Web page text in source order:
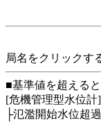
局名をクリックす
■基準値を超える
[危機管理型水位計]
├氾濫開始水位超過